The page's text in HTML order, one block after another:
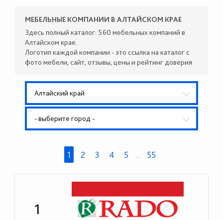
МЕБЕЛЬНЫЕ КОМПАНИИ В АЛТАЙСКОМ КРАЕ
Здесь полный каталог: 560 мебельных компаний в
Алтайском крае.
Логотип каждой компании - это ссылка на каталог с
фото мебели, сайт, отзывы, цены и рейтинг доверия
Алтайский край
- выберите город -
1 2 3 4 5 ... 55
1